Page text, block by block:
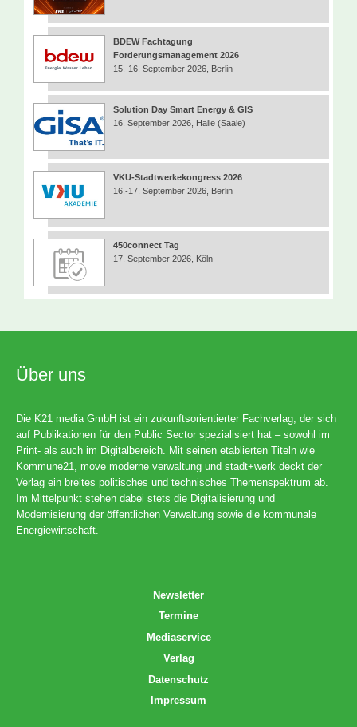
BDEW Fachtagung
Forderungsmanagement 2026
15.-16. September 2026, Berlin
Solution Day Smart Energy & GIS
16. September 2026, Halle (Saale)
VKU-Stadtwerkekongress 2026
16.-17. September 2026, Berlin
450connect Tag
17. September 2026, Köln
Über uns
Die K21 media GmbH ist ein zukunftsorientierter Fachverlag, der sich
auf Publikationen für den Public Sector spezialisiert hat – sowohl im
Print- als auch im Digitalbereich. Mit seinen etablierten Titeln wie
Kommune21, move moderne verwaltung und stadt+werk deckt der
Verlag ein breites politisches und technisches Themenspektrum ab.
Im Mittelpunkt stehen dabei stets die Digitalisierung und
Modernisierung der öffentlichen Verwaltung sowie die kommunale
Energiewirtschaft.
Newsletter
Termine
Mediaservice
Verlag
Datenschutz
Impressum